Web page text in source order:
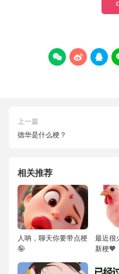
  
上一篇
德华是什么梗？
相关推荐
人呐，聊天你要带点梗
🤪
最近很
新梗🧡